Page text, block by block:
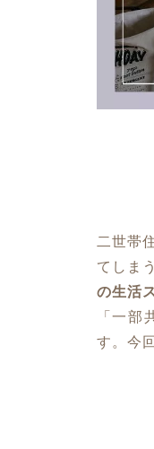
二世帯
てしま
の生活
「一
す。今